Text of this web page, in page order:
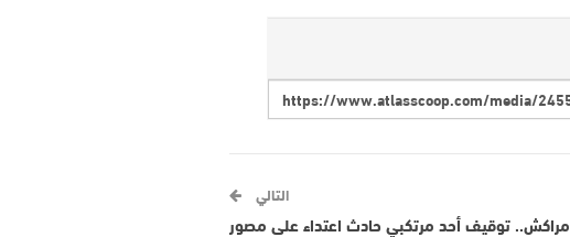
التالي
مراكش.. توقيف أحد مرتكبي حادث اعتداء على مصور